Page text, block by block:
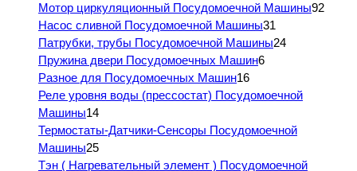
Мотор циркуляционный Посудомоечной Машины92
Насос сливной Посудомоечной Машины31
Патрубки, трубы Посудомоечной Машины24
Пружина двери Посудомоечных Машин6
Разное для Посудомоечных Машин16
Реле уровня воды (прессостат) Посудомоечной
Машины14
Термостаты-Датчики-Сенсоры Посудомоечной
Машины25
Тэн ( Нагревательный элемент ) Посудомоечной